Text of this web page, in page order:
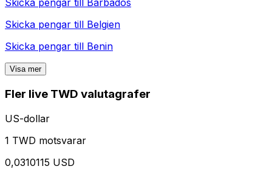
Skicka pengar till
Barbados
Skicka pengar till Belgien
Skicka pengar till Benin
Visa mer
Fler live TWD valutagrafer
US-dollar
1 TWD motsvarar
0,0310115 USD